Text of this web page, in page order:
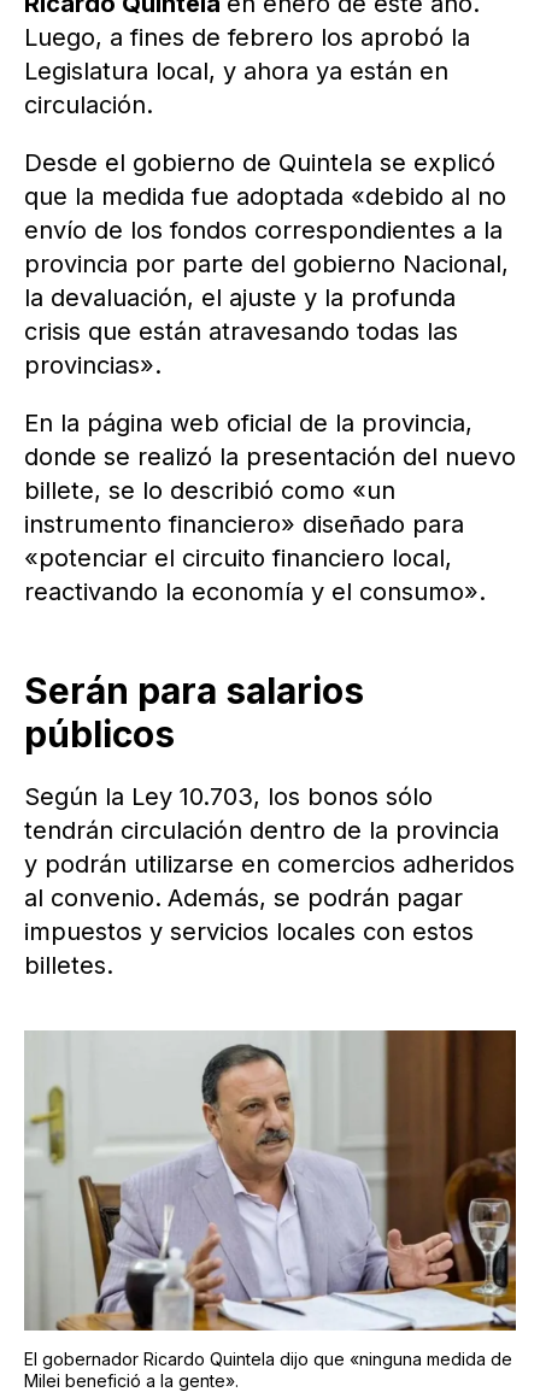
Luego, a fines de febrero los aprobó la
Legislatura local, y ahora ya están en
circulación.
Desde el gobierno de Quintela se explicó
que la medida fue adoptada «debido al no
envío de los fondos correspondientes a la
provincia por parte del gobierno Nacional,
la devaluación, el ajuste y la profunda
crisis que están atravesando todas las
provincias».
En la página web oficial de la provincia,
donde se realizó la presentación del nuevo
billete, se lo describió como «un
instrumento financiero» diseñado para
«potenciar el circuito financiero local,
reactivando la economía y el consumo».
Serán para salarios
públicos
Según la Ley 10.703, los bonos sólo
tendrán circulación dentro de la provincia
y podrán utilizarse en comercios adheridos
al convenio. Además, se podrán pagar
impuestos y servicios locales con estos
billetes.
El gobernador Ricardo Quintela dijo que «ninguna medida de
Milei benefició a la gente».